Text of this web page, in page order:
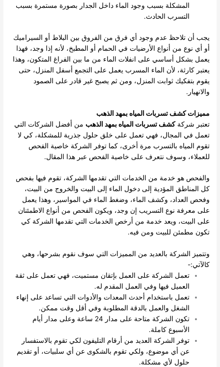
المشكلة بسبب وجود الماء داخل الجدار بصورة مستمرة بسبب
التسرب الحادث.
يجب أن تلاحظ عدم وجود أي فرق من الفروق بين البلاط أو السيراميك
أو أي نوع من أنواع الأرضيات في الحمام أو المطبخ، لأنه إذا وجد، فهذا
يعمل بشكل أساسي على انفلات الماء من ما بين الفراغ المتكون، وهذا
يعتبر كارثة، لأن الماء المسرب يعمل على التجمع أسفل المنزل، حتى
يقوم بتفكيك ثوابت المنزل، ومن ثم يصبح غير قادر على الصمود
والانهيار.
مميزات كشف تسربات المياه بمهد الذهب
تعتبر شركةكشف تسربات المياه بمهد الذهب من أفضل الشركات التي
تعمل في المجال، فهي تعمل على خلق حلول جذرية للمشكلة، كي لا
تقوم المياه بالتسرب مرة أخرى، كما توفر الشركة خاصية الفحص
للعملاء، وسوف نتعرف على خاصية الفحص عبر هذا المقال.
والفحص هو خدمة من الخدمات التي تقدمها الشركة، تقوم فيها بفحص
كل المناطق المؤدية إلى دخول الماء إلى البيت والخروج من البيت،
وفحص العداد، وكشف الماء، وضغط الماء في المواسير، وهذا يعمل
على معرفة نوع التسريب إن وجد، ويكون الفحص من أنواع الاطمئنان
على البيت، ويعد خدمة من أرخص الخدمات التي تقدمها الشركة كي
تكون مطمئن للبيت ومن فيه.
وتتميز الشركة بالعديد من المميزات التي سوف نقوم بشرحها، وهي
كالآتي:-
تعمل الشركة على العمل بإتقان مستميت، فهي تعمل على ثقة
العميل فيها وفي العمل المقدم له.
تعمل باستخدام أحدث المعدات والأدوات التي تساعد على إنهاء
الشغل والعمل بالدقة المطلوبة وفي أقل وقت ممكن.
تكون الشركة متاحة على مدار 24 ساعة وعلى مدار أيام
الأسبوع كاملة.
توفر الشركة العديد من أرقام التليفون لكي تقوم بالاستفسار
عن أي موضوع، ولكي تقوم بالشكوى عن أي سلبيات، أو تقديم
حلول لأي مشكلة.